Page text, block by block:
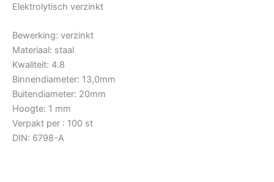
Elektrolytisch verzinkt
Bewerking: verzinkt
Materiaal: staal
Kwaliteit: 4.8
Binnendiameter: 13,0mm
Buitendiameter: 20mm
Hoogte: 1 mm
Verpakt per : 100 st
DIN: 6798-A